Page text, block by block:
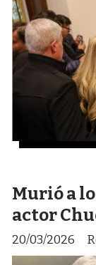
Murió a
actor
20/03/2026